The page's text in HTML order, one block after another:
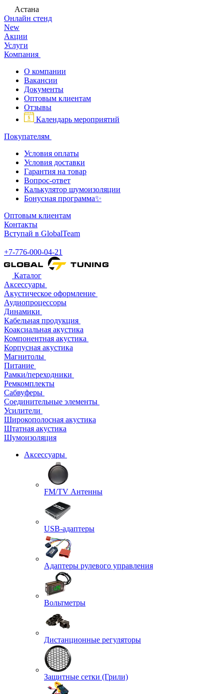
Астана
Онлайн стенд
New
Акции
Услуги
Компания
О компании
Вакансии
Документы
Оптовым клиентам
Отзывы
Календарь мероприятий
Покупателям
Условия оплаты
Условия доставки
Гарантия на товар
Вопрос-ответ
Калькулятор шумоизоляции
Бонусная программа✨
Оптовым клиентам
Контакты
Вступай в GlobalTeam
+7-776-000-04-21
Каталог
Аксессуары
Акустическое оформление
Аудиопроцессоры
Динамики
Кабельная продукция
Коаксиальная акустика
Компонентная акустика
Корпусная акустика
Магнитолы
Питание
Рамки/переходники
Ремкомплекты
Сабвуферы
Соединительные элементы
Усилители
Широкополосная акустика
Штатная акустика
Шумоизоляция
Аксессуары
FM/TV Антенны
USB-адаптеры
Адаптеры рулевого управления
Вольтметры
Дистанционные регуляторы
Защитные сетки (Грили)